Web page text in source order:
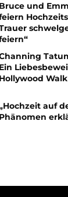
Bruce und
Ein
Hollywood
auf
Phänomen